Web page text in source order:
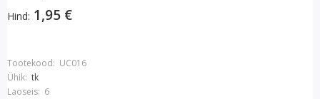
Hind: 1,95 €
Tootekood: UC016
Ühik: tk
Laoseis: 6